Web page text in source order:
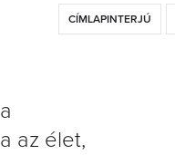
CÍMLAPINTERJÚ
az élet,